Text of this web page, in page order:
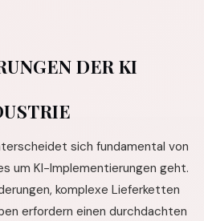
DER KI
sich fundamental von
um KI-Implementierungen geht.
komplexe Lieferketten
erfordern einen durchdachten